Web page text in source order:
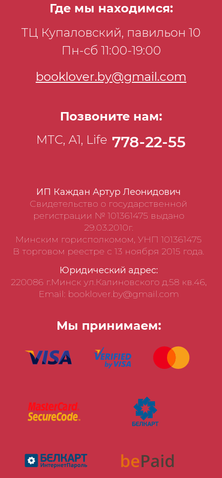
ИП Каждан Артур Леонидович
Свидетельство о государственной
регистрации № 101361475 выдано
29.03.2010г.
Минским горисполкомом, УНП 101361475
В торговом реестре с 13 ноября 2015 года.
Юридический адрес:
220086 г.Минск ул.Калиновского д.58 кв.46,
Email: booklover.by@gmail.com
Мы принимаем:
Где мы находимся:
ТЦ Купаловский, павильон 10
Пн-сб 11:00-19:00
booklover.by@gmail.com
Позвоните нам:
МТС, А1, Life 778-22-55